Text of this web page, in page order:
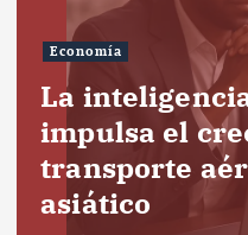
Economía
La
impulsa el
transporte
asiático